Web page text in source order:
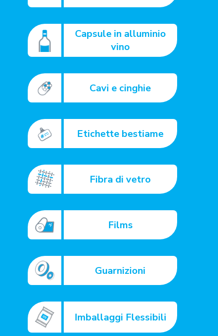
Capsule in alluminio
vino
Cavi e cinghie
Etichette bestiame
Fibra di vetro
Films
Guarnizioni
Imballaggi Flessibili